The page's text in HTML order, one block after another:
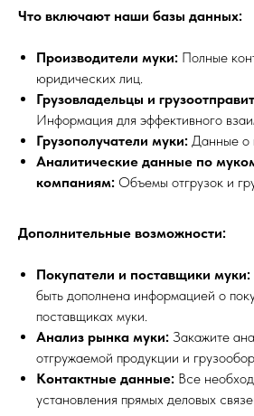
Что включают наши базы данных:
Производители муки: Полные
юридических лиц.
Грузовладельцы и
Информация для эффективного
Грузополучатели муки: Данные о
Аналитические данные по
компаниям: Объемы отгрузок и
Дополнительные возможности:
Покупатели и поставщики муки:
быть дополнена информацией о
поставщиках муки.
Анализ рынка муки: Закажите
отгружаемой продукции и
Контактные данные: Все
установления прямых деловых